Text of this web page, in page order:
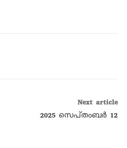
Next article
2025 സെപ്‌തംബർ 12